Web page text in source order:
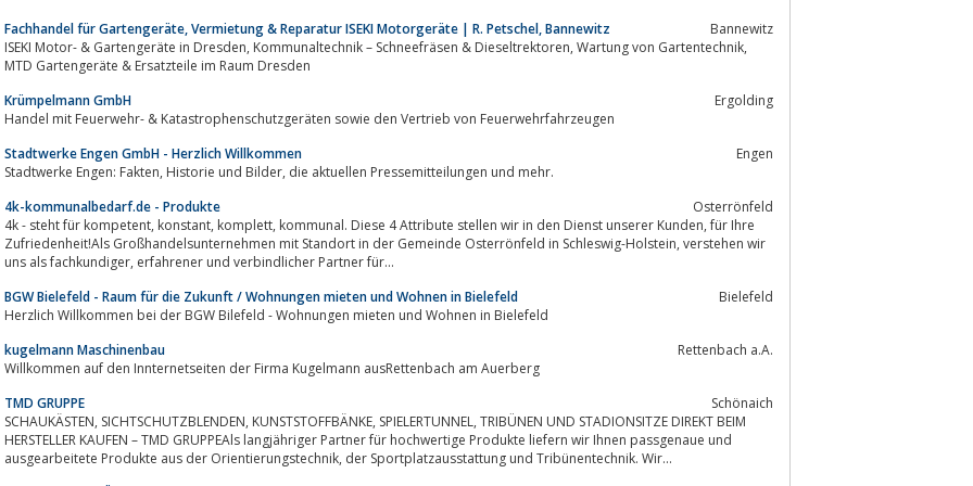
Fachhandel für Gartengeräte, Vermietung & Reparatur ISEKI Motorgeräte | R. Petschel, Bannewitz
Bannewitz
ISEKI Motor- & Gartengeräte in Dresden, Kommunaltechnik – Schneefräsen & Dieseltrektoren, Wartung von Gartentechnik,
MTD Gartengeräte & Ersatzteile im Raum Dresden
Krümpelmann GmbH
Ergolding
Handel mit Feuerwehr- & Katastrophenschutzgeräten sowie den Vertrieb von Feuerwehrfahrzeugen
Stadtwerke Engen GmbH - Herzlich Willkommen
Engen
Stadtwerke Engen: Fakten, Historie und Bilder, die aktuellen Pressemitteilungen und mehr.
4k-kommunalbedarf.de - Produkte
Osterrönfeld
4k - steht für kompetent, konstant, komplett, kommunal. Diese 4 Attribute stellen wir in den Dienst unserer Kunden, für Ihre
Zufriedenheit!Als Groß­handels­unternehmen mit Standort in der Gemeinde Osterrönfeld in Schleswig-Holstein, verstehen wir
uns als fach­kundiger, erfahrener und verbind­licher Partner für...
BGW Bielefeld - Raum für die Zukunft / Wohnungen mieten und Wohnen in Bielefeld
Bielefeld
Herzlich Willkommen bei der BGW Bilefeld - Wohnungen mieten und Wohnen in Bielefeld
kugelmann Maschinenbau
Rettenbach a.A.
Willkommen auf den Innternetseiten der Firma Kugelmann ausRettenbach am Auerberg
TMD GRUPPE
Schönaich
SCHAUKÄSTEN, SICHTSCHUTZBLENDEN, KUNSTSTOFFBÄNKE, SPIELERTUNNEL, TRIBÜNEN UND STADIONSITZE DIREKT BEIM
HERSTELLER KAUFEN – TMD GRUPPEAls langjähriger Partner für hochwertige Produkte liefern wir Ihnen passgenaue und
ausgearbeitete Produkte aus der Orientierungstechnik, der Sportplatzausstattung und Tribünentechnik. Wir...